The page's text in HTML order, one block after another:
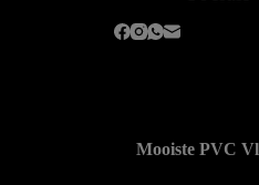
Mooiste PVC